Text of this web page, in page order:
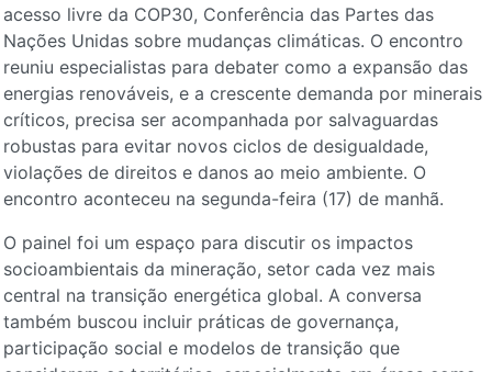
acesso livre da COP30, Conferência das Partes das
Nações Unidas sobre mudanças climáticas. O encontro
reuniu especialistas para debater como a expansão das
energias renováveis, e a crescente demanda por minerais
críticos, precisa ser acompanhada por salvaguardas
robustas para evitar novos ciclos de desigualdade,
violações de direitos e danos ao meio ambiente. O
encontro aconteceu na segunda-feira (17) de manhã.
O painel foi um espaço para discutir os impactos
socioambientais da mineração, setor cada vez mais
central na transição energética global. A conversa
também buscou incluir práticas de governança,
participação social e modelos de transição que